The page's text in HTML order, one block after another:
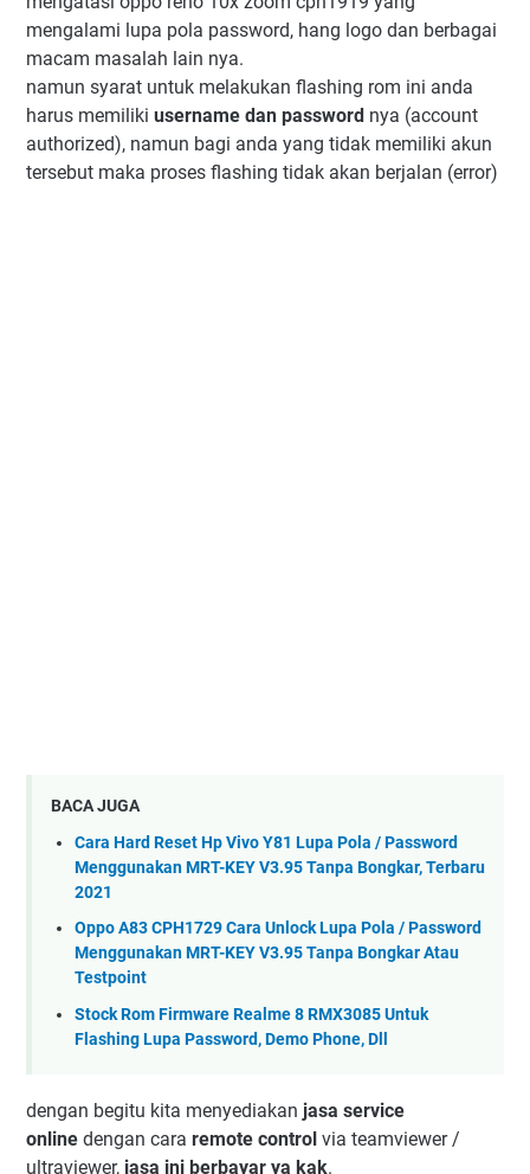
mengalami lupa pola password, hang logo dan berbagai
macam masalah lain nya.
namun syarat untuk melakukan flashing rom ini anda
harus memiliki username dan password nya (account
authorized), namun bagi anda yang tidak memiliki akun
tersebut maka proses flashing tidak akan berjalan (error)
BACA JUGA
Cara Hard Reset Hp Vivo Y81 Lupa Pola / Password
Menggunakan MRT-KEY V3.95 Tanpa Bongkar, Terbaru
2021
Oppo A83 CPH1729 Cara Unlock Lupa Pola / Password
Menggunakan MRT-KEY V3.95 Tanpa Bongkar Atau
Testpoint
Stock Rom Firmware Realme 8 RMX3085 Untuk
Flashing Lupa Password, Demo Phone, Dll
dengan begitu kita menyediakan jasa service
online dengan cara remote control via teamviewer /
ultraviewer, jasa ini berbayar ya kak.